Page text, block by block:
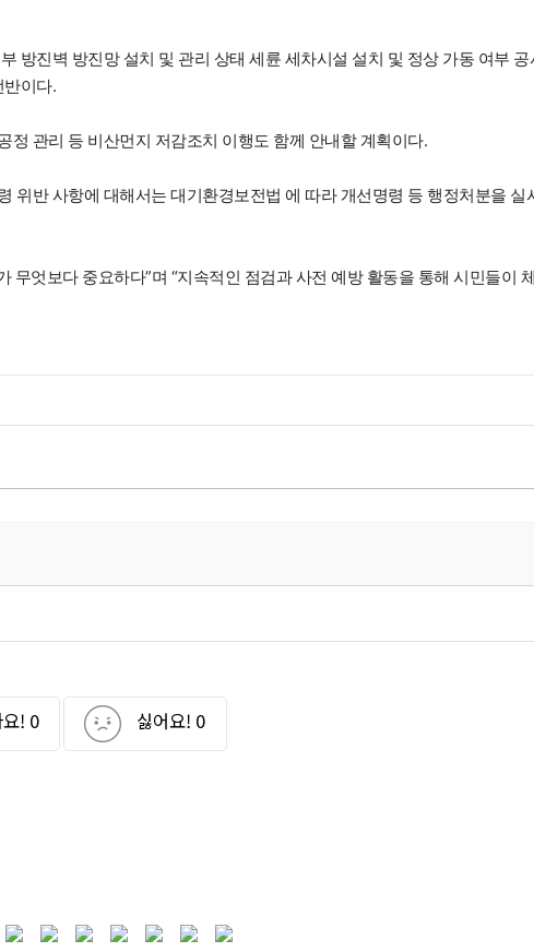
방진벽 방진망 설치 및 관리 상태 세륜 세차시설 설치 및 정상 가동 여부 공
반이다.
관리 등 비산먼지 저감조치 이행도 함께 안내할 계획이다.
위반 사항에 대해서는 대기환경보전법 에 따라 개선명령 등 행정처분을 실
엇보다 중요하다”며 “지속적인 점검과 사전 예방 활동을 통해 시민들이
! 0 싫어요! 0